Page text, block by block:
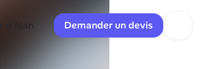
Demander un devis